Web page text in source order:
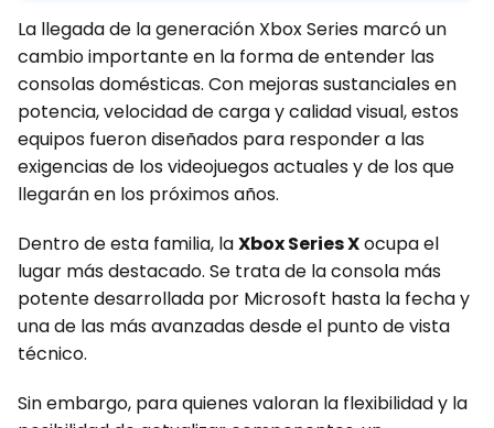
La llegada de la generación Xbox Series marcó un
cambio importante en la forma de entender las
consolas domésticas. Con mejoras sustanciales en
potencia, velocidad de carga y calidad visual, estos
equipos fueron diseñados para responder a las
exigencias de los videojuegos actuales y de los que
llegarán en los próximos años.
Dentro de esta familia, laXbox Series Xocupa el
lugar más destacado. Se trata de la consola más
potente desarrollada por Microsoft hasta la fecha y
una de las más avanzadas desde el punto de vista
técnico.
Sin embargo, para quienes valoran la flexibilidad y la